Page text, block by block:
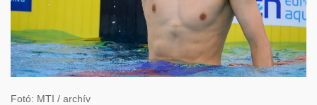
Fotó: MTI / archív